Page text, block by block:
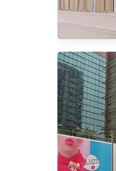
【香港平價
酒店Mini
小資族